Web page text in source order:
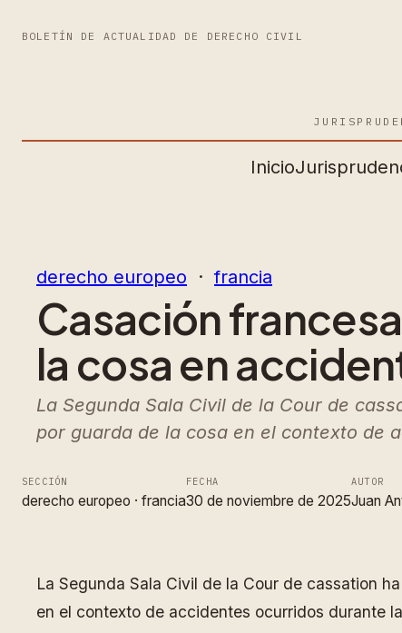
BOLETÍN DE ACTUALIDAD DE DERECHO CIVIL
Inicio
derecho europeo
  ·
francia
Casación
la cosa en
La Segunda Sala Civil de la Cour de
por guarda de la cosa en el contexto de
SECCIÓN
derecho europeo · francia
FECHA
30 de noviembre de 2025
AUTOR
Juan
La Segunda Sala Civil de la Cour de cassation
en el contexto de accidentes ocurridos durante